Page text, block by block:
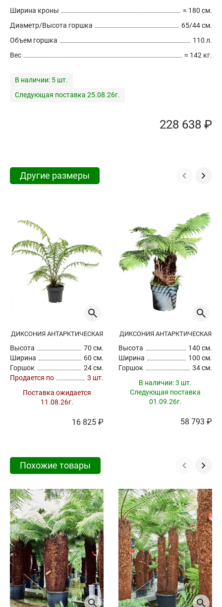
≈ 180 см.
Ширина кроны
65/44 см.
Диаметр/Высота горшка
110 л.
Объем горшка
≈ 142 кг.
Вес
В наличии: 5 шт.
Следующая поставка 25.08.26г.
228 638 ₽
Другие размеры
ДИКСОНИЯ АНТАРКТИЧЕСКАЯ
Высота
70 см.
Ширина
60 см.
Горшок
24 см.
Продается по
3 шт.
Поставка ожидается
11.08.26г.
16 825 ₽
ДИКСОНИЯ АНТАРКТИЧЕСКАЯ
Высота
140 см.
Ширина
100 см.
Горшок
34 см.
В наличии:3 шт.
Следующая поставка
01.09.26г.
58 793 ₽
Похожие товары